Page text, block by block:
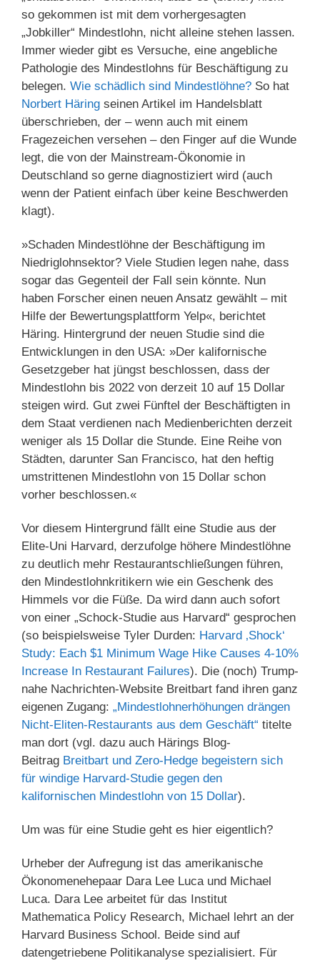
so gekommen ist mit dem vorhergesagten
„Jobkiller“ Mindestlohn, nicht alleine stehen lassen.
Immer wieder gibt es Versuche, eine angebliche
Pathologie des Mindestlohns für Beschäftigung zu
belegen. Wie schädlich sind Mindestlöhne? So hat
Norbert Häring seinen Artikel im Handelsblatt
überschrieben, der – wenn auch mit einem
Fragezeichen versehen – den Finger auf die Wunde
legt, die von der Mainstream-Ökonomie in
Deutschland so gerne diagnostiziert wird (auch
wenn der Patient einfach über keine Beschwerden
klagt).
»Schaden Mindestlöhne der Beschäftigung im
Niedriglohnsektor? Viele Studien legen nahe, dass
sogar das Gegenteil der Fall sein könnte. Nun
haben Forscher einen neuen Ansatz gewählt – mit
Hilfe der Bewertungsplattform Yelp«, berichtet
Häring. Hintergrund der neuen Studie sind die
Entwicklungen in den USA: »Der kalifornische
Gesetzgeber hat jüngst beschlossen, dass der
Mindestlohn bis 2022 von derzeit 10 auf 15 Dollar
steigen wird. Gut zwei Fünftel der Beschäftigten in
dem Staat verdienen nach Medienberichten derzeit
weniger als 15 Dollar die Stunde. Eine Reihe von
Städten, darunter San Francisco, hat den heftig
umstrittenen Mindestlohn von 15 Dollar schon
vorher beschlossen.«
Vor diesem Hintergrund fällt eine Studie aus der
Elite-Uni Harvard, derzufolge höhere Mindestlöhne
zu deutlich mehr Restaurantschließungen führen,
den Mindestlohnkritikern wie ein Geschenk des
Himmels vor die Füße. Da wird dann auch sofort
von einer „Schock-Studie aus Harvard“ gesprochen
(so beispielsweise Tyler Durden: Harvard ‚Shock‘
Study: Each $1 Minimum Wage Hike Causes 4-10%
Increase In Restaurant Failures). Die (noch) Trump-
nahe Nachrichten-Website Breitbart fand ihren ganz
eigenen Zugang: „Mindestlohnerhöhungen drängen
Nicht-Eliten-Restaurants aus dem Geschäft“ titelte
man dort (vgl. dazu auch Härings Blog-
Beitrag Breitbart und Zero-Hedge begeistern sich
für windige Harvard-Studie gegen den
kalifornischen Mindestlohn von 15 Dollar).
Um was für eine Studie geht es hier eigentlich?
Urheber der Aufregung ist das amerikanische
Ökonomenehepaar Dara Lee Luca und Michael
Luca. Dara Lee arbeitet für das Institut
Mathematica Policy Research, Michael lehrt an der
Harvard Business School. Beide sind auf
datengetriebene Politikanalyse spezialisiert. Für